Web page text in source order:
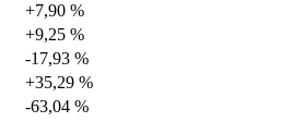
+7,90 %
+9,25 %
-17,93 %
+35,29 %
-63,04 %